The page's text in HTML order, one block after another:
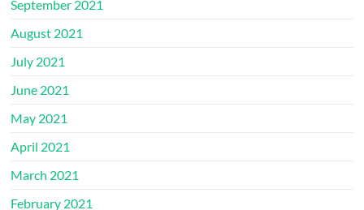
September 2021
August 2021
July 2021
June 2021
May 2021
April 2021
March 2021
February 2021